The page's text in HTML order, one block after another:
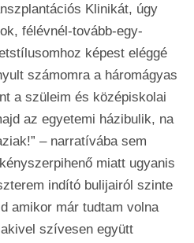
Klinikát, úgy
félévnél-tovább-egy-
képest eléggé
számomra a háromágyas
a szüleim és középiskolai
az egyetemi házibulik, na
– narratívába sem
miatt ugyanis
indító bulijairól szinte
amikor már tudtam volna
szívesen együtt